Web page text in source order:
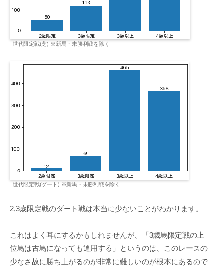
世代限定戦(芝) ※新馬・未勝利戦を除く
世代限定戦(ダート) ※新馬・未勝利戦を除く
2,3歳限定戦のダート戦は本当に少ないことがわかります。
これはよく耳にするかもしれませんが、「3歳馬限定戦の上
位馬は古馬になっても通用する」というのは、このレースの
少なさ故に勝ち上がるのが非常に難しいのが根本にあるので